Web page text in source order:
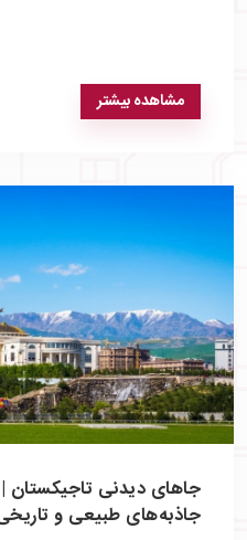
مشاهده بیشتر
جاهای دیدنی تاجیکستان
جاذبه‌های طبیعی و